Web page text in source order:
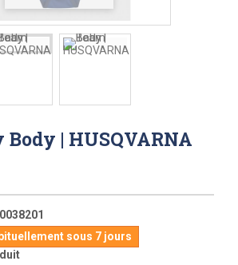
Body | HUSQVARNA
sous 7 jours